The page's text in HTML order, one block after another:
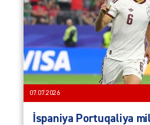
07.07.2026
İspaniya Portuqaliya